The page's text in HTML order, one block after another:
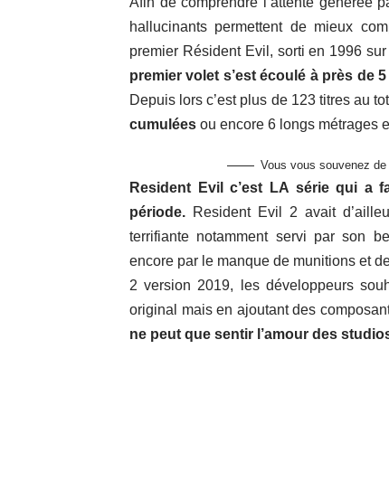
hallucinants permettent de mieux
premier Résident Evil, sorti en 1996
premier volet s’est écoulé à près de
Depuis lors c’est plus de 123 titres au
cumulées ou encore 6 longs métrages
Vous vous souvenez de
Resident Evil c’est LA série qui a
période. Resident Evil 2 avait
terrifiante notamment servi par son
encore par le manque de munitions et
2 version 2019, les développeurs
original mais en ajoutant des
ne peut que sentir l’amour des